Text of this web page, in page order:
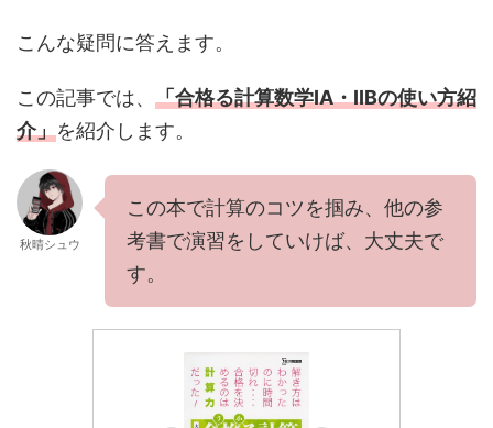
こんな疑問に答えます。
この記事では、 「合格る計算数学IA・IIBの使い方紹
介」を紹介します。
秋晴シュウ
この本で計算のコツを掴み、他の参
考書で演習をしていけば、大丈夫で
す。